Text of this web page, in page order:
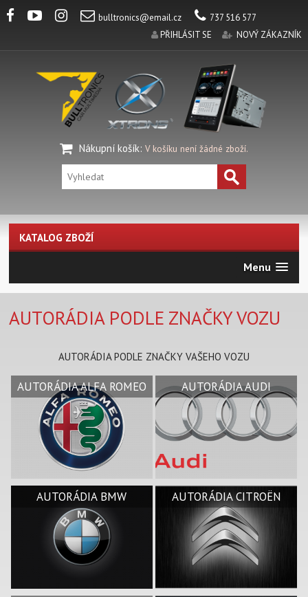
bulltronics@email.cz
737 516 577
PŘIHLÁSIT SE
NOVÝ ZÁKAZNÍK
Nákupní košík: V košíku není žádné zboží.
KATALOG ZBOŽÍ
Menu
AUTORÁDIA PODLE ZNAČKY VOZU
AUTORÁDIA PODLE ZNAČKY VAŠEHO VOZU
AUTORÁDIA ALFA ROMEO AUTORÁDIA AUDI
AUTORÁDIA BMW AUTORÁDIA CITROËN